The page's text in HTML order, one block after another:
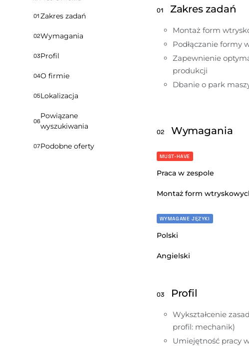
01 Zakres zadań
02Wymagania
03Profil
04O firmie
05Lokalizacja
06
Powiązane
wyszukiwania
07Podobne oferty
01 Zakres zadań
Montaż form
Podłączanie formy
Zapewnienie
produkcji
Dbanie o park
02 Wymagania
MUST-HAVE
Praca w zespole
Montaż form
WYMAGANE JĘZYKI
Polski
Angielski
03 Profil
Wykształcenie
profil: mechanik)
Umiejętność pracy